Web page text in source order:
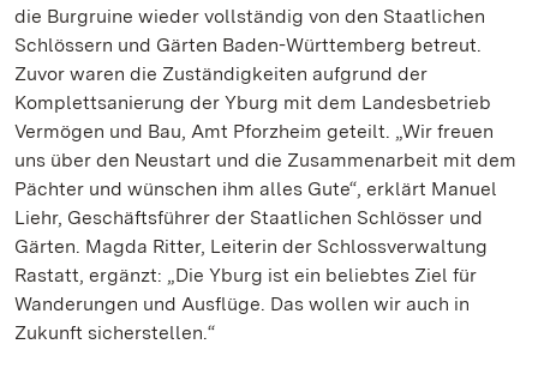
die Burgruine wieder vollständig von den Staatlichen
Schlössern und Gärten Baden-Württemberg betreut.
Zuvor waren die Zuständigkeiten aufgrund der
Komplettsanierung der Yburg mit dem Landesbetrieb
Vermögen und Bau, Amt Pforzheim geteilt. „Wir freuen
uns über den Neustart und die Zusammenarbeit mit dem
Pächter und wünschen ihm alles Gute“, erklärt Manuel
Liehr, Geschäftsführer der Staatlichen Schlösser und
Gärten. Magda Ritter, Leiterin der Schlossverwaltung
Rastatt, ergänzt: „Die Yburg ist ein beliebtes Ziel für
Wanderungen und Ausflüge. Das wollen wir auch in
Zukunft sicherstellen.“